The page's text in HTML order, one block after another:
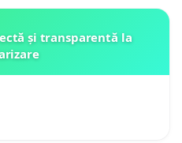
și transparentă la